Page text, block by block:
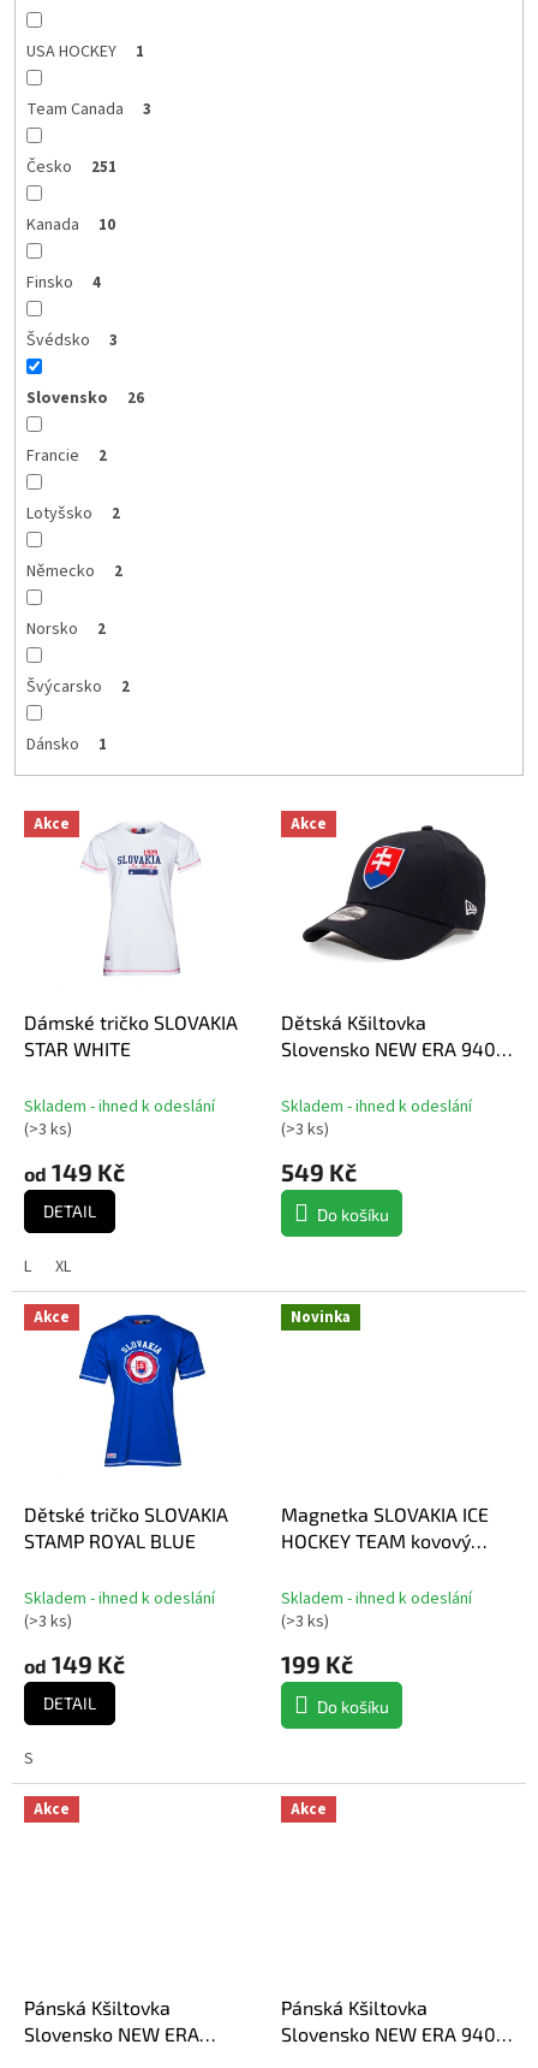
USA HOCKEY 1
Team Canada 3
Česko 251
Kanada 10
Finsko 4
Švédsko 3
Slovensko 26
Francie 2
Lotyšsko 2
Německo 2
Norsko 2
Švýcarsko 2
Dánsko 1
V Akce
Dámské tričko SLOVAKIA
STAR WHITE
Skladem - ihned k odeslání
(>3 ks)
od 149 Kč
DETAIL
L XL
Akce
Dětská Kšiltovka
Slovensko NEW ERA 940K
Skladem - ihned k odeslání
(>3 ks)
549 Kč
Do košíku
Akce
Dětské tričko SLOVAKIA
STAMP ROYAL BLUE
Skladem - ihned k odeslání
(>3 ks)
od 149 Kč
DETAIL
S
Novinka
Magnetka SLOVAKIA ICE
HOCKEY TEAM kovový
Skladem - ihned k odeslání
(>3 ks)
199 Kč
Do košíku
Akce
Pánská Kšiltovka
Slovensko NEW ERA
Akce
Pánská Kšiltovka
Slovensko NEW ERA 940K